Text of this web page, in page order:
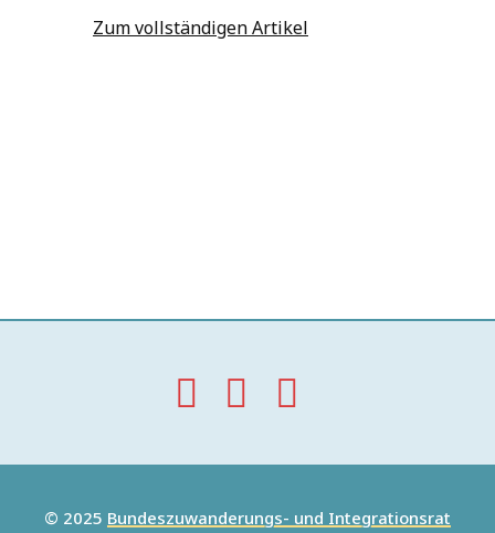
Zum vollständigen Artikel
© 2025 Bundeszuwanderungs- und Integrationsrat